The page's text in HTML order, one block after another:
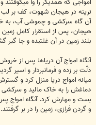
نرینه در هیجان شهوت، کف بر لب
آن گاه سرکشی و چموشی آب، به
هیجان، پس از استقرار کامل
بلند زمین در آن غلتیده و جا گیر
آنگاه امواج آن دریاها پس از
ذلّت بر زده و فرمانبردار و اسیر
میانه امواج دریا منزل کرد و
دماغش را به خاک مالید و سرکشی
بست و مهارش کرد. آنگاه امواج
و گردن فرازی، زمین را در بر گرفتند.